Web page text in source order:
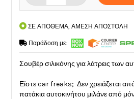
ΣΕ ΑΠΟΘΕΜΑ, ΑΜΕΣΗ ΑΠΟΣΤΟΛΗ
Παράδοση με:
Σουβέρ σιλικόνης για λάτρεις των
Είστε car freaks; Δεν χρειάζεται
πατάκια αυτοκινήτου μιλάνε από